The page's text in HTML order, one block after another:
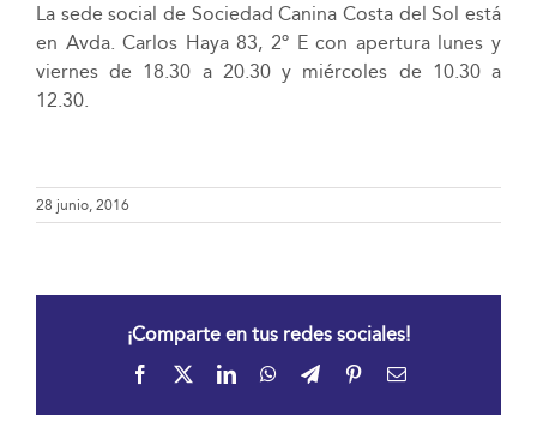
La sede social de Sociedad Canina Costa del Sol está
en Avda. Carlos Haya 83, 2º E con apertura lunes y
viernes de 18.30 a 20.30 y miércoles de 10.30 a
12.30.
28 junio, 2016
¡Comparte en tus redes sociales!
Facebook LinkedInWhatsApp
TelegramPinterestCorreo